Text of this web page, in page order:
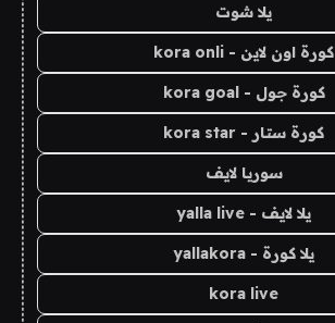
يلا شوت
كورة اون لاين - kora onli
كورة جول - kora goal
كورة ستار - kora star
سوريا لايف
يلا لايف - yalla live
يلا كورة - yallakora
kora live